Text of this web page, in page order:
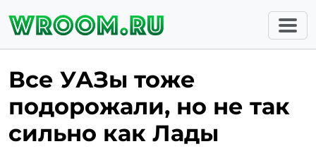
Все УАЗы тоже
подорожали, но не так
сильно как Лады